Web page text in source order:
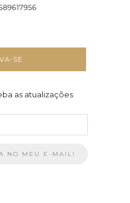
SE
as atualizações